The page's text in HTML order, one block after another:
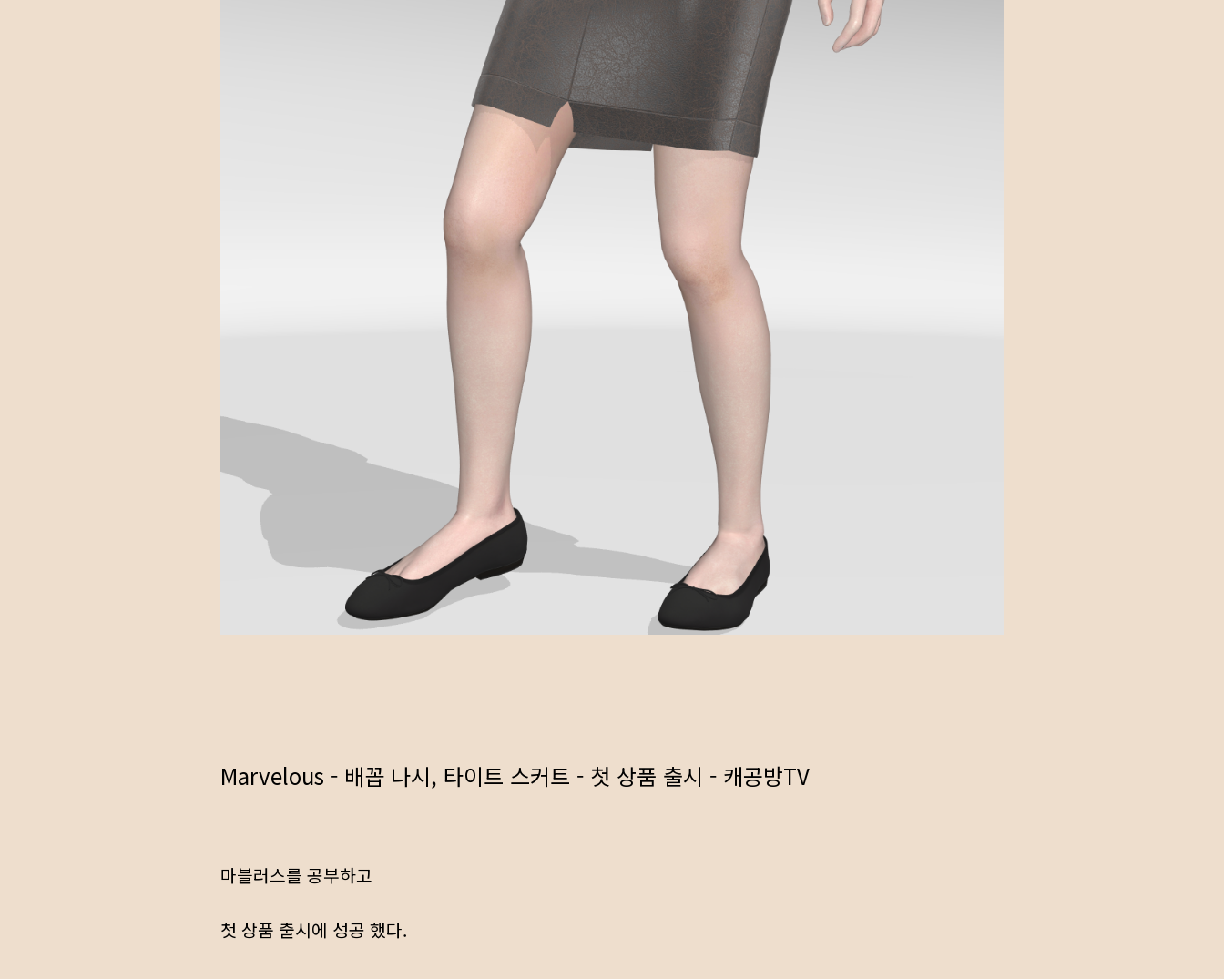
Marvelous - 배꼽 나시, 타이트 스커트 - 첫 상품 출시 - 캐공방TV
마블러스를 공부하고
첫 상품 출시에 성공 했다.